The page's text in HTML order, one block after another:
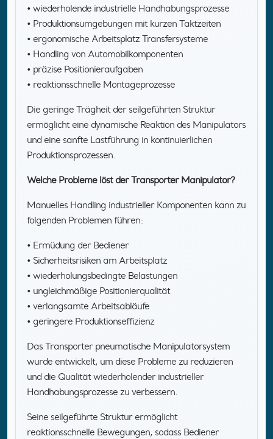
• wiederholende industrielle Handhabungsprozesse
• Produktionsumgebungen mit kurzen Taktzeiten
• ergonomische Arbeitsplatz Transfersysteme
• Handling von Automobilkomponenten
• präzise Positionieraufgaben
• reaktionsschnelle Montageprozesse
Die geringe Trägheit der seilgeführten Struktur
ermöglicht eine dynamische Reaktion des Manipulators
und eine sanfte Lastführung in kontinuierlichen
Produktionsprozessen.
Welche Probleme löst der Transporter Manipulator?
Manuelles Handling industrieller Komponenten kann zu
folgenden Problemen führen:
• Ermüdung der Bediener
• Sicherheitsrisiken am Arbeitsplatz
• wiederholungsbedingte Belastungen
• ungleichmäßige Positionierqualität
• verlangsamte Arbeitsabläufe
• geringere Produktionseffizienz
Das Transporter pneumatische Manipulatorsystem
wurde entwickelt, um diese Probleme zu reduzieren
und die Qualität wiederholender industrieller
Handhabungsprozesse zu verbessern.
Seine seilgeführte Struktur ermöglicht
reaktionsschnelle Bewegungen, sodass Bediener